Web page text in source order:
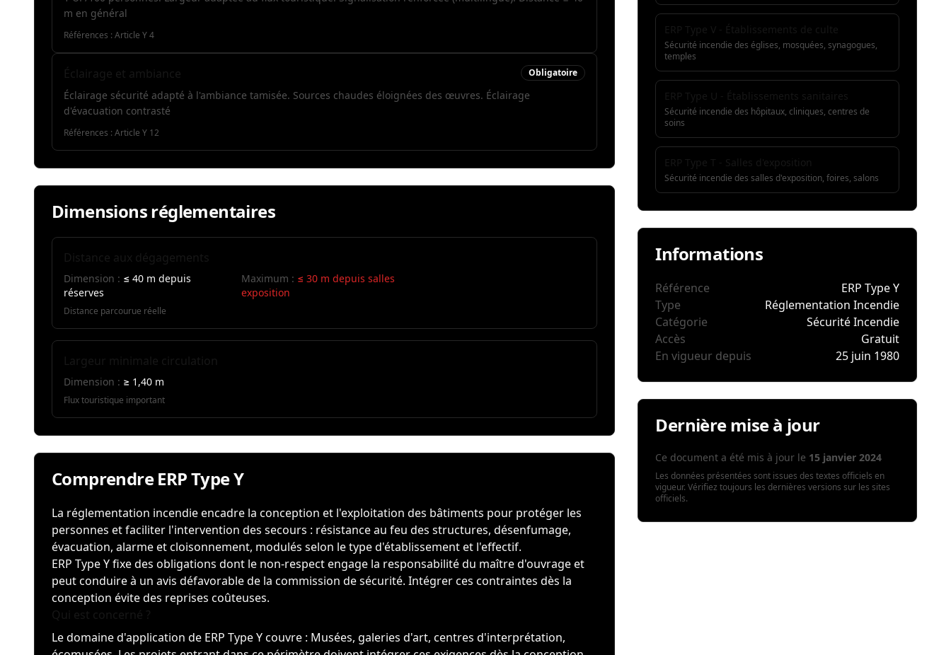
m en général
Références : Article Y 4
Obligatoire
Éclairage sécurité adapté à l'ambiance tamisée. Sources chaudes éloignées des œuvres. Éclairage
d'évacuation contrasté
Références : Article Y 12
Dimensions réglementaires
Dimension : ≤ 40 m depuis
réserves
Maximum : ≤ 30 m depuis salles
exposition
Distance parcourue réelle
Dimension : ≥ 1,40 m
Flux touristique important
Comprendre ERP Type Y
La réglementation incendie encadre la conception et l'exploitation des bâtiments pour protéger les
personnes et faciliter l'intervention des secours : résistance au feu des structures, désenfumage,
évacuation, alarme et cloisonnement, modulés selon le type d'établissement et l'effectif.
ERP Type Y fixe des obligations dont le non-respect engage la responsabilité du maître d'ouvrage et
peut conduire à un avis défavorable de la commission de sécurité. Intégrer ces contraintes dès la
conception évite des reprises coûteuses.
Le domaine d'application de ERP Type Y couvre : Musées, galeries d'art, centres d'interprétation,
Sécurité incendie des églises, mosquées, synagogues,
temples
Sécurité incendie des hôpitaux, cliniques, centres de
soins
Sécurité incendie des salles d'exposition, foires, salons
Informations
Référence
ERP Type Y
Type
Réglementation Incendie
Catégorie
Sécurité Incendie
Accès
Gratuit
En vigueur depuis
25 juin 1980
Dernière mise à jour
Ce document a été mis à jour le 15 janvier 2024
Les données présentées sont issues des textes officiels en
vigueur. Vérifiez toujours les dernières versions sur les sites
officiels.